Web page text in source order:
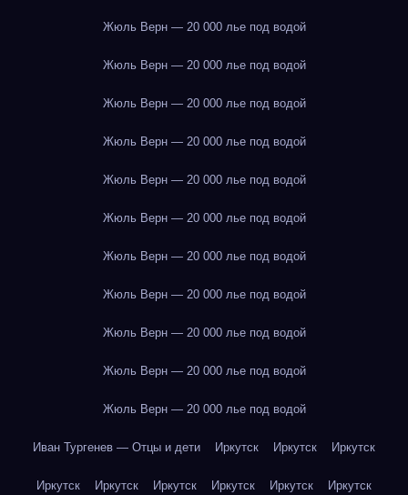
Жюль Верн — 20 000 лье под водой
Жюль Верн — 20 000 лье под водой
Жюль Верн — 20 000 лье под водой
Жюль Верн — 20 000 лье под водой
Жюль Верн — 20 000 лье под водой
Жюль Верн — 20 000 лье под водой
Жюль Верн — 20 000 лье под водой
Жюль Верн — 20 000 лье под водой
Жюль Верн — 20 000 лье под водой
Жюль Верн — 20 000 лье под водой
Жюль Верн — 20 000 лье под водой
Иван Тургенев — Отцы и дети Иркутск Иркутск Иркутск
Иркутск Иркутск Иркутск Иркутск Иркутск Иркутск